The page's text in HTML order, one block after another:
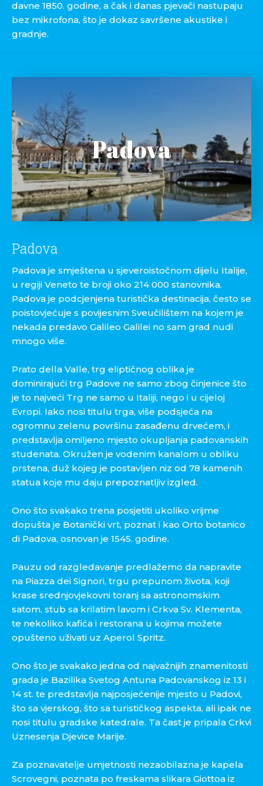
davne 1850. godine, a čak i danas pjevači nastupaju
bez mikrofona, što je dokaz savršene akustike i
gradnje.
Padova
Padova
Padova je smještena u sjeveroistočnom dijelu Italije,
u regiji Veneto te broji oko 214 000 stanovnika.
Padova je podcjenjena turistička destinacija, često se
poistovjećuje s povijesnim Sveučilištem na kojem je
nekada predavo Galileo Galilei no sam grad nudi
mnogo više.
Prato della Valle, trg eliptičnog oblika je
dominirajući trg Padove ne samo zbog činjenice što
je to najveći Trg ne samo u Italiji, nego i u cijeloj
Evropi. Iako nosi titulu trga, više podsjeća na
ogromnu zelenu površinu zasađenu drvećem, i
predstavlja omiljeno mjesto okupljanja padovanskih
studenata. Okružen je vodenim kanalom u obliku
prstena, duž kojeg je postavljen niz od 78 kamenih
statua koje mu daju prepoznatljiv izgled.
Ono što svakako trena posjetiti ukoliko vrijme
dopušta je Botanički vrt, poznat i kao Orto botanico
di Padova, osnovan je 1545. godine.
Pauzu od razgledavanje predlažemo da napravite
na Piazza dei Signori, trgu prepunom života, koji
krase srednjovjekovni toranj sa astronomskim
satom, stub sa krilatim lavom i Crkva Sv. Klementa,
te nekoliko kafića i restorana u kojima možete
opušteno uživati uz Aperol Spritz.
Ono što je svakako jedna od najvažnijih znamenitosti
grada je Bazilika Svetog Antuna Padovanskog iz 13 i
14 st. te predstavlja najposjećenije mjesto u Padovi,
što sa vjerskog, što sa turističkog aspekta, ali ipak ne
nosi titulu gradske katedrale. Ta čast je pripala Crkvi
Uznesenja Djevice Marije.
Za poznavatelje umjetnosti nezaobilazna je kapela
Scrovegni, poznata po freskama slikara Giottoa iz